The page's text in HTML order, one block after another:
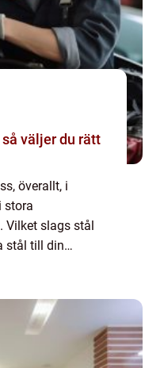
överallt, i
stora
Vilket slags stål
stål till din